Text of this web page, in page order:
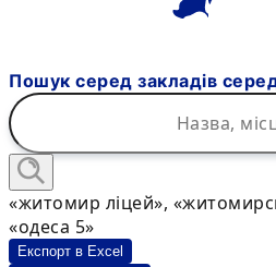
Пошук серед закладів
«житомир ліцей»,
«одеса 5»
Експорт в Excel